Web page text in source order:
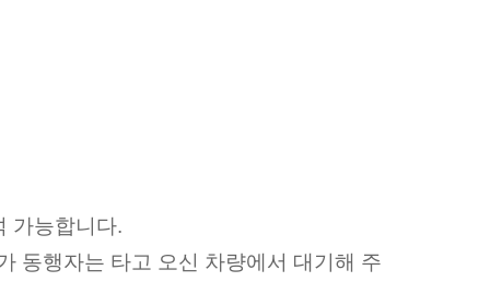
가능합니다.
동행자는 타고 오신 차량에서 대기해 주